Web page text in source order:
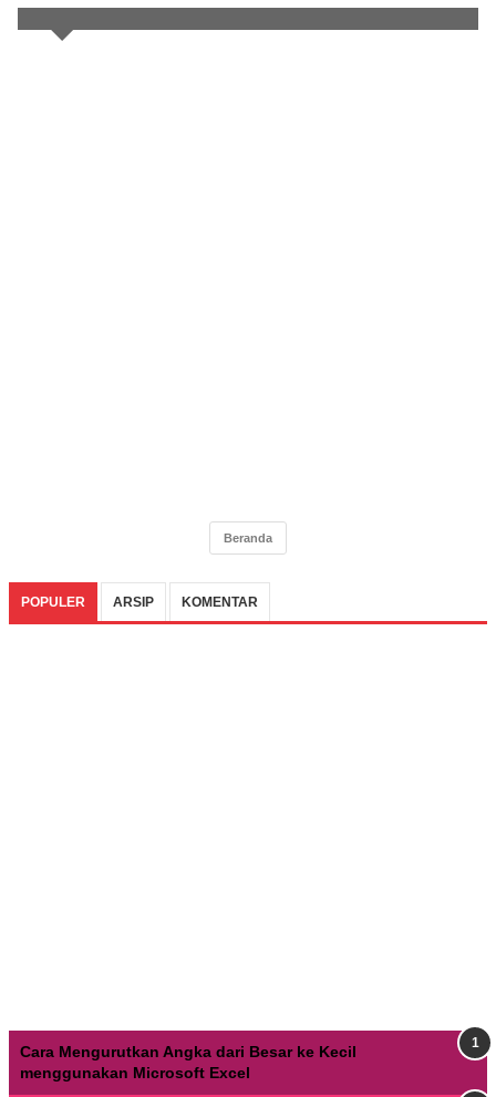
Beranda
POPULER ARSIP KOMENTAR
Cara Mengurutkan Angka dari Besar ke Kecil
menggunakan Microsoft Excel